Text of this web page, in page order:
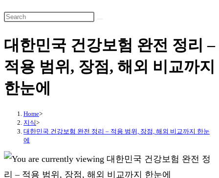
대한민국 건강보험 완전 정리 –
적용 범위, 장점, 해외 비교까지
한눈에
Home>
지식>
대한민국 건강보험 완전 정리 – 적용 범위, 장점, 해외 비교까지 한눈
에